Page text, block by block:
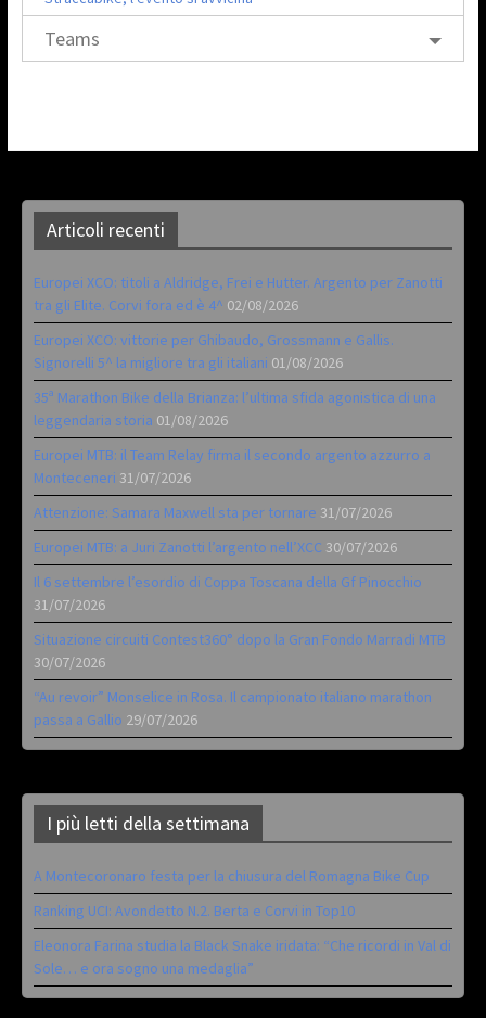
Teams
Articoli recenti
Europei XCO: titoli a Aldridge, Frei e Hutter. Argento per Zanotti
tra gli Elite. Corvi fora ed è 4^ 02/08/2026
Europei XCO: vittorie per Ghibaudo, Grossmann e Gallis.
Signorelli 5^ la migliore tra gli italiani 01/08/2026
35ª Marathon Bike della Brianza: l’ultima sfida agonistica di una
leggendaria storia 01/08/2026
Europei MTB: il Team Relay firma il secondo argento azzurro a
Monteceneri 31/07/2026
Attenzione: Samara Maxwell sta per tornare 31/07/2026
Europei MTB: a Juri Zanotti l’argento nell’XCC 30/07/2026
Il 6 settembre l’esordio di Coppa Toscana della Gf Pinocchio
31/07/2026
Situazione circuiti Contest360° dopo la Gran Fondo Marradi MTB
30/07/2026
“Au revoir” Monselice in Rosa. Il campionato italiano marathon
passa a Gallio 29/07/2026
I più letti della settimana
A Montecoronaro festa per la chiusura del Romagna Bike Cup
Ranking UCI: Avondetto N.2. Berta e Corvi in Top10
Eleonora Farina studia la Black Snake iridata: “Che ricordi in Val di
Sole… e ora sogno una medaglia”